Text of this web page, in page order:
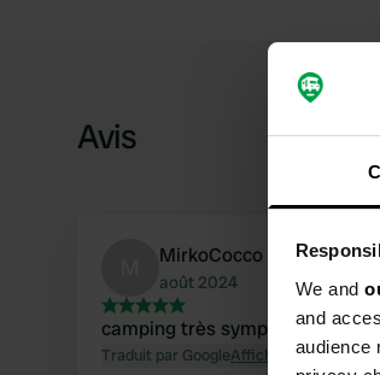
We and
and
audience
Avis
MirkoCocco
août 2024
camping très sympa et
Traduit par GoogleAfficher l'original